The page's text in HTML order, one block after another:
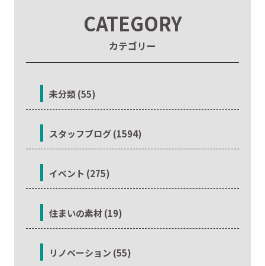
CATEGORY
カテゴリー
未分類 (55)
スタッフブログ (1594)
イベント (275)
住まいの素材 (19)
リノベーション (55)